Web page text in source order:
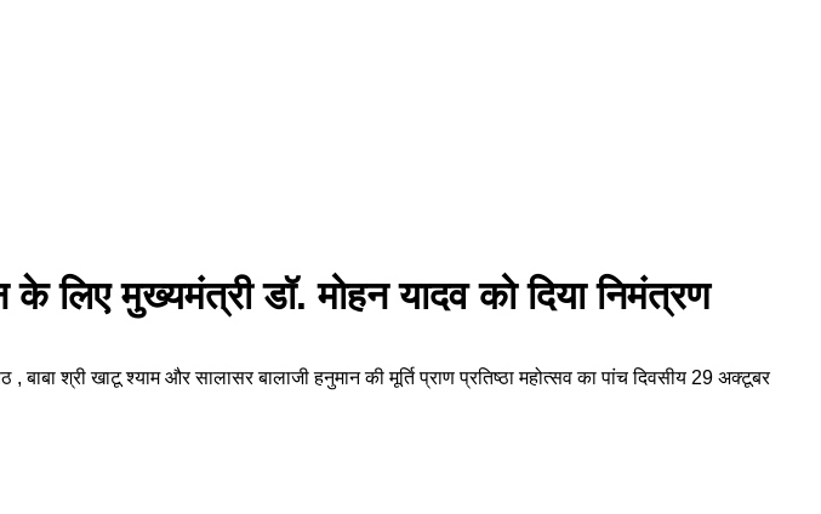
लिए मुख्यमंत्री डॉ. मोहन यादव को दिया निमंत्रण
बाबा श्री खाटू श्याम और सालासर बालाजी हनुमान की मूर्ति प्राण प्रतिष्ठा महोत्सव का पांच दिवसीय 29 अक्टूबर